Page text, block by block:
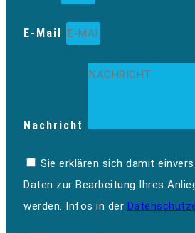
E-Mail
Nachricht
Sie erklären sich damit
Daten zur Bearbeitung Ihres
werden. Infos in der